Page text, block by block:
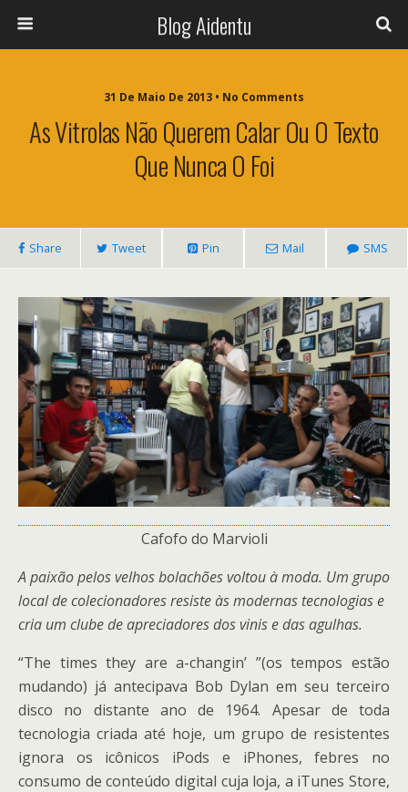
Blog Aidentu
31 De Maio De 2013 • No Comments
As Vitrolas Não Querem Calar Ou O Texto
Que Nunca O Foi
Share Tweet Pin Mail SMS
Cafofo do Marvioli
A paixão pelos velhos bolachões voltou à moda. Um grupo
local de colecionadores resiste às modernas tecnologias e
cria um clube de apreciadores dos vinis e das agulhas.
“The times they are a-changin’ ”(os tempos estão
mudando) já antecipava Bob Dylan em seu terceiro
disco no distante ano de 1964. Apesar de toda
tecnologia criada até hoje, um grupo de resistentes
ignora os icônicos iPods e iPhones, febres no
consumo de conteúdo digital cuja loja, a iTunes Store,